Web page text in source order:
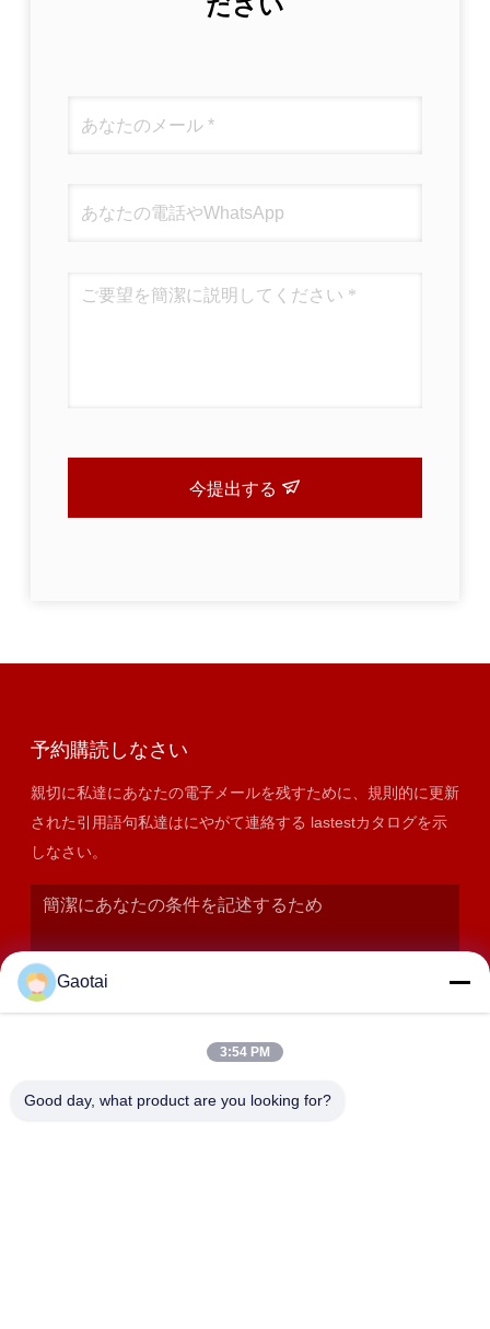
今提出する
予約購読しなさい
親切に私達にあなたの電子メールを残すために、規則的に更新
された引用語句私達はにやがて連絡する lastestカタログを示
しなさい。
Gaotai
3:54 PM
Good day, what product are you looking for?